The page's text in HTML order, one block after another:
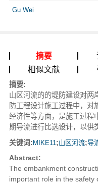
Gu Wei
摘要
相似文献
摘要:
山区河流的的堤防建设对两
防工程设计施工过程中，对
经济性等方面，是施工过程
期导流进行比选设计，以供
关键词:MIKE11 ;山区河流;导
Abstract:
The embankment
important role in the safety